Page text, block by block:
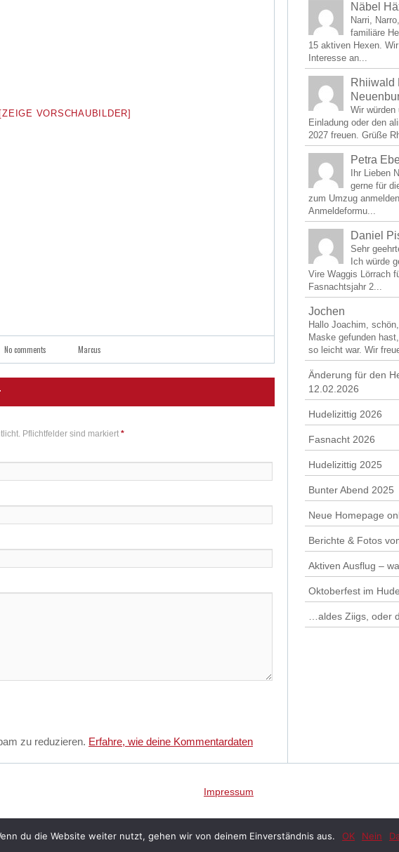
[ZEIGE VORSCHAUBILDER]
No comments Marcus
Pflichtfelder sind markiert*
zu reduzieren. Erfahre, wie deine Kommentardaten
Näbel
Narri,
familiäre
15 aktiven Hexen.
Interesse an...
Rhiiwald
Wir würden
Einladung oder den
2027 freuen. Grüße
Petra
Ihr Lieben
gerne für
zum Umzug
Anmeldeformu...
Daniel
Sehr
Ich würde
Vire Waggis Lörrach
Fasnachtsjahr 2...
Jochen
Hallo Joachim,
Maske gefunden
so leicht war. Wir
Änderung für den
12.02.2026
Hudelizittig 2026
Fasnacht 2026
Hudelizittig 2025
Bunter Abend 2025
Neue Homepage
Berichte & Fotos
Aktiven Ausflug –
Oktoberfest im
…aldes Ziigs, oder
Impressum
Proudly powered by
du die Website weiter nutzt, gehen wir von deinem Einverständnis aus. OK Nein